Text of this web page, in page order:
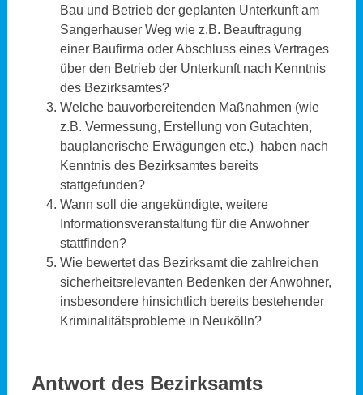
Bau und Betrieb der geplanten Unterkunft am
Sangerhauser Weg wie z.B. Beauftragung
einer Baufirma oder Abschluss eines Vertrages
über den Betrieb der Unterkunft nach Kenntnis
des Bezirksamtes?
Welche bauvorbereitenden Maßnahmen (wie
z.B. Vermessung, Erstellung von Gutachten,
bauplanerische Erwägungen etc.) haben nach
Kenntnis des Bezirksamtes bereits
stattgefunden?
Wann soll die angekündigte, weitere
Informationsveranstaltung für die Anwohner
stattfinden?
Wie bewertet das Bezirksamt die zahlreichen
sicherheitsrelevanten Bedenken der Anwohner,
insbesondere hinsichtlich bereits bestehender
Kriminalitätsprobleme in Neukölln?
Antwort des Bezirksamts